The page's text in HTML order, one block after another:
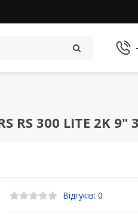
300 LITE 2K 9"
Відгуків: 0